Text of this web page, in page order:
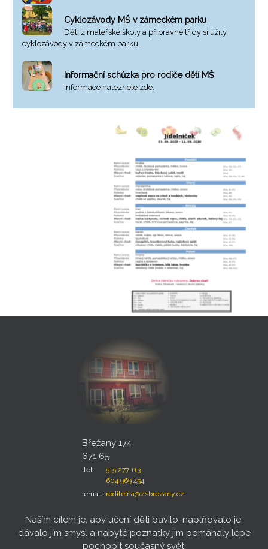
Cyklozávody MŠ v zámeckém parku
Děti z mateřské školy a přípravné třídy si užily
cyklozávody v zámeckém parku.
Informační schůzka pro rodiče dětí MŠ
Informace naleznete zde.
Břežany 174
671 65
tel.:
515 277 113
604 969 454
email: reditelna@zsbrezany.cz
Naším cílem je, aby učení děti bavilo, naplňovalo je,
dávalo jim smysl a nabyté poznatky jim pomáhaly lépe
pochopit současný svět.